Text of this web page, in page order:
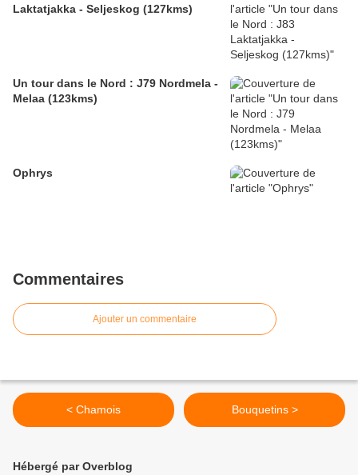
Laktatjakka - Seljeskog (127kms)
Un tour dans le Nord : J79 Nordmela -
Melaa (123kms)
Ophrys
Commentaires
Ajouter un commentaire
< Chamois Bouquetins >
Hébergé par Overblog